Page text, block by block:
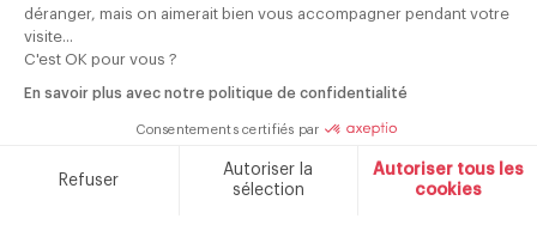
CATALOGUES
déranger, mais on aimerait bien vous accompagner pendant votre
visite...
C'est OK pour vous ?
En savoir plus avec notre politique de confidentialité
Consentements certifiés par
Refuser
Autoriser la
sélection
Autoriser tous les
cookies